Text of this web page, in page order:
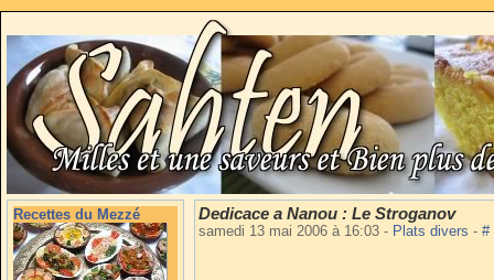
Recettes du Mezzé Dedicace a Nanou : Le Stroganov
samedi 13 mai 2006 à 16:03 - Plats divers - #